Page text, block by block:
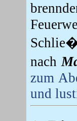
nach
zum
und